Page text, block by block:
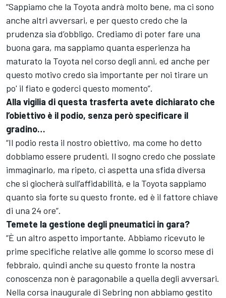
“Sappiamo che la Toyota andrà molto bene, ma ci sono
anche altri avversari, e per questo credo che la
prudenza sia d’obbligo. Crediamo di poter fare una
buona gara, ma sappiamo quanta esperienza ha
maturato la Toyota nel corso degli anni, ed anche per
questo motivo credo sia importante per noi tirare un
po' il fiato e goderci questo momento”.
Alla vigilia di questa trasferta avete dichiarato che
l’obiettivo è il podio, senza però specificare il
gradino…
“Il podio resta il nostro obiettivo, ma come ho detto
dobbiamo essere prudenti. Il sogno credo che possiate
immaginarlo, ma ripeto, ci aspetta una sfida diversa
che si giocherà sull’affidabilità, e la Toyota sappiamo
quanto sia forte su questo fronte, ed è il fattore chiave
di una 24 ore”.
Temete la gestione degli pneumatici in gara?
“È un altro aspetto importante. Abbiamo ricevuto le
prime specifiche relative alle gomme lo scorso mese di
febbraio, quindi anche su questo fronte la nostra
conoscenza non è paragonabile a quella degli avversari.
Nella corsa inaugurale di Sebring non abbiamo gestito